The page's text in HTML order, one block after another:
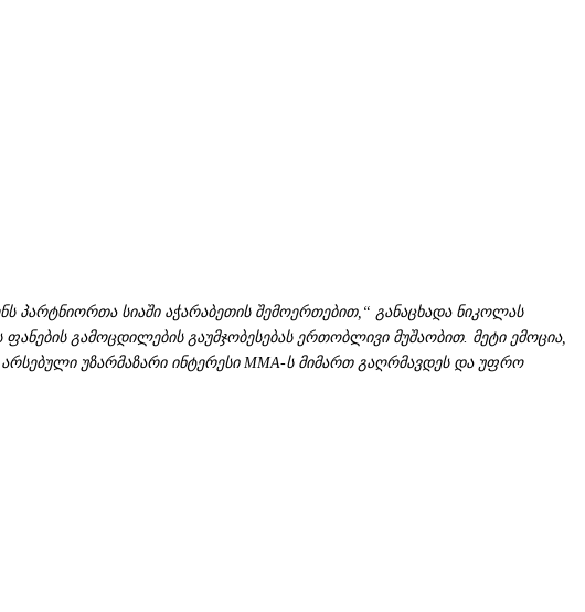
პარტნიორთა სიაში აჭარაბეთის შემოერთებით,“ განაცხადა ნიკოლას
გამოცდილების გაუმჯობესებას ერთობლივი მუშაობით. მეტი ემოცია,
უზარმაზარი ინტერესი MMA-ს მიმართ გაღრმავდეს და უფრო